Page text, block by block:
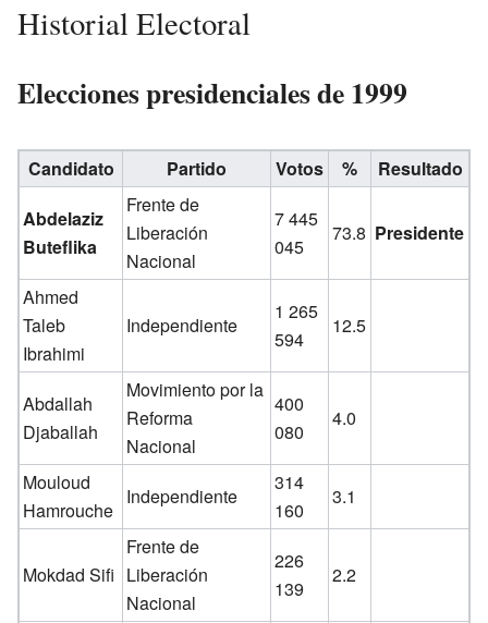
Historial Electoral
Elecciones presidenciales de 1999
Candidato Partido Votos %
Resultado
Abdelaziz
Buteflika
Frente de
Liberación
Nacional
7 445
045
73.8 Presidente
Ahmed
Taleb
Ibrahimi
Independiente
1 265
594
12.5
Abdallah
Djaballah
Movimiento por la
Reforma
Nacional
400
080
4.0
Mouloud
Hamrouche
Independiente
314
160
3.1
Mokdad Sifi
Frente de
Liberación
Nacional
226
139
2.2